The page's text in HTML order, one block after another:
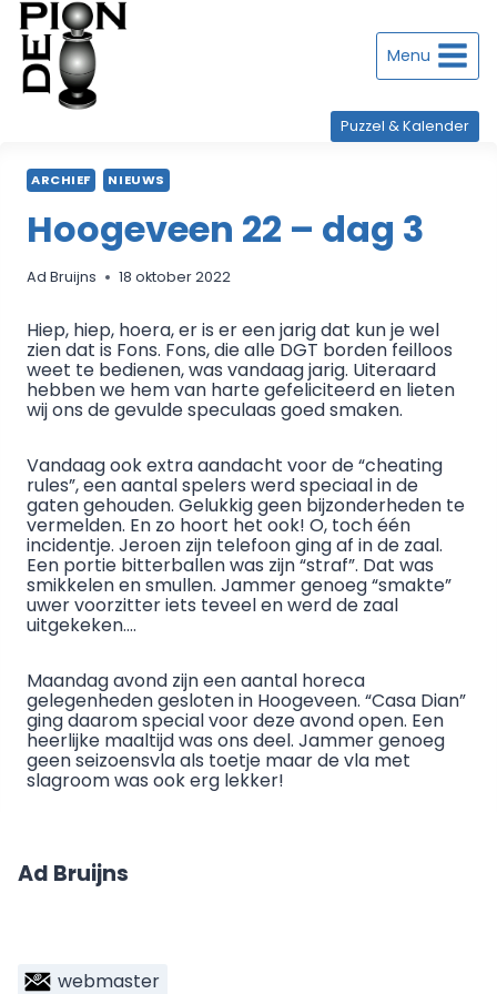
Doorgaan
naar
inhoud Menu
Puzzel & Kalender
ARCHIEF NIEUWS
Hoogeveen 22 – dag 3
Ad Bruijns 18 oktober 2022
Hiep, hiep, hoera, er is er een jarig dat kun je wel
zien dat is Fons. Fons, die alle DGT borden feilloos
weet te bedienen, was vandaag jarig. Uiteraard
hebben we hem van harte gefeliciteerd en lieten
wij ons de gevulde speculaas goed smaken.
Vandaag ook extra aandacht voor de “cheating
rules”, een aantal spelers werd speciaal in de
gaten gehouden. Gelukkig geen bijzonderheden te
vermelden. En zo hoort het ook! O, toch één
incidentje. Jeroen zijn telefoon ging af in de zaal.
Een portie bitterballen was zijn “straf”. Dat was
smikkelen en smullen. Jammer genoeg “smakte”
uwer voorzitter iets teveel en werd de zaal
uitgekeken….
Maandag avond zijn een aantal horeca
gelegenheden gesloten in Hoogeveen. “Casa Dian”
ging daarom special voor deze avond open. Een
heerlijke maaltijd was ons deel. Jammer genoeg
geen seizoensvla als toetje maar de vla met
slagroom was ook erg lekker!
Ad Bruijns
webmaster